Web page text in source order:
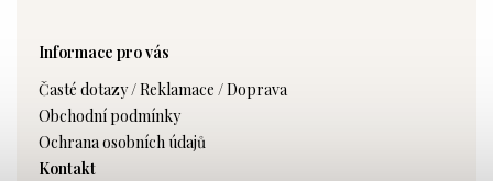
Informace pro vás
Časté dotazy / Reklamace / Doprava
Obchodní podmínky
Ochrana osobních údajů
Kontakt